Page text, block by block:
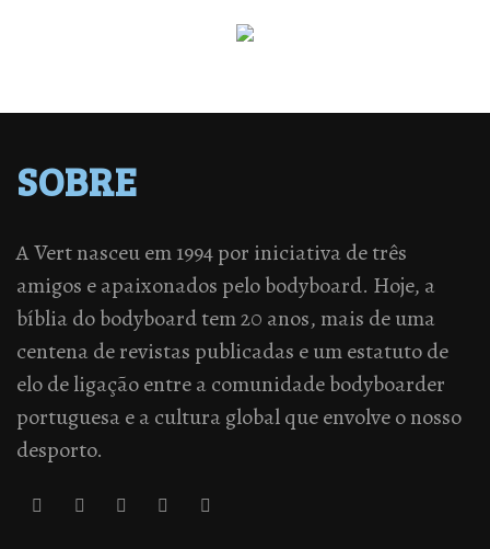
SOBRE
A Vert nasceu em 1994 por iniciativa de três
amigos e apaixonados pelo bodyboard. Hoje, a
bíblia do bodyboard tem 20 anos, mais de uma
centena de revistas publicadas e um estatuto de
elo de ligação entre a comunidade bodyboarder
portuguesa e a cultura global que envolve o nosso
desporto.